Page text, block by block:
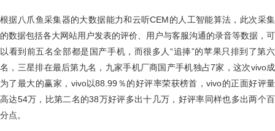
根据八爪鱼采集器的大数据能力和云听CEM的人工智能算法，此次采集
的数据包括各大网站用户发表的评价、用户与客服沟通的录音等数据，可
以看到前五名全部都是国产手机，而很多人“追捧”的苹果只排到了第六
名，三星排在最后第九名，九家手机厂商国产手机独占7家，这次vivo成
为了最大的赢家，vivo以88.99％的好评率荣获榜首，vivo的正面好评量
高达54万，比第二名的38万好评多出十几万，好评率同样也多出两个百
分点。